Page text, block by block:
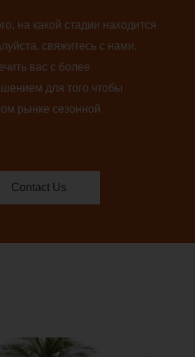
на какой стадии находится
свяжитесь с нами.
вас с более
для того чтобы
рынке сезонной
Contact Us